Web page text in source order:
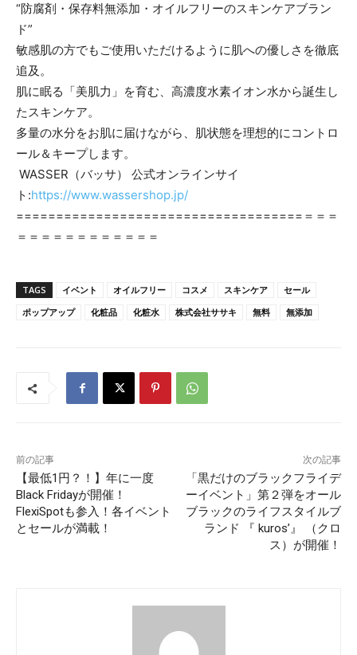
“防腐剤・保存料無添加・オイルフリーのスキンケアブラン
ド”
敏感肌の方でもご使用いただけるように肌への優しさを徹底
追及。
肌に眠る「美肌力」を育む、高濃度水素イオン水から誕生し
たスキンケア。
多量の水分をお肌に届けながら、肌状態を理想的にコントロ
ール＆キープします。
WASSER（バッサ） 公式オンラインサイ
ト:https://www.wassershop.jp/
====================================＝＝＝
＝＝＝＝＝＝＝＝＝＝＝＝
TAGS イベント オイルフリー コスメ スキンケア
セール
ポップアップ
化粧品 化粧水 株式会社ササキ 無料 無添加
前の記事
【最低1円？！】年に一度
Black Fridayが開催！
FlexiSpotも参入！各イベント
とセールが満載！
次の記事
「黒だけのブラックフライデ
ーイベント」第２弾をオール
ブラックのライフスタイルブ
ランド 『 kuros’』 （クロ
ス）が開催！